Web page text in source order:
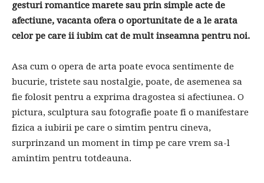
gesturi romantice marete sau prin simple acte de
afectiune, vacanta ofera o oportunitate de a le arata
celor pe care ii iubim cat de mult inseamna pentru noi.
Asa cum o opera de arta poate evoca sentimente de
bucurie, tristete sau nostalgie, poate, de asemenea sa
fie folosit pentru a exprima dragostea si afectiunea. O
pictura, sculptura sau fotografie poate fi o manifestare
fizica a iubirii pe care o simtim pentru cineva,
surprinzand un moment in timp pe care vrem sa-l
amintim pentru totdeauna.